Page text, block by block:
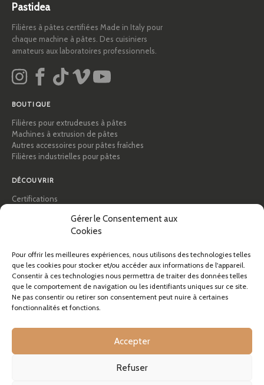
Gérer le Consentement aux
Cookies
Pour offrir les meilleures expériences, nous utilisons des technologies telles
que les cookies pour stocker et/ou accéder aux informations de l'appareil.
Consentir à ces technologies nous permettra de traiter des données telles
que le comportement de navigation ou les identifiants uniques sur ce site.
Ne pas consentir ou retirer son consentement peut nuire à certaines
fonctionnalités et fonctions.
Accepter
Refuser
Pastidea
Filières à pâtes certifiées Made in Italy pour
chaque machine à pâtes. Des cuisiniers
amateurs aux laboratoires professionnels.
BOUTIQUE
Filières pour extrudeuses à pâtes
Machines à extrusion de pâtes
Autres accessoires pour pâtes fraîches
Filières industrielles pour pâtes
DÉCOUVRIR
Certifications
Conseils et guides pratiques
À propos de Pastidea
AIDE
FAQ et assistance
Contactez-nous
Infos livraison